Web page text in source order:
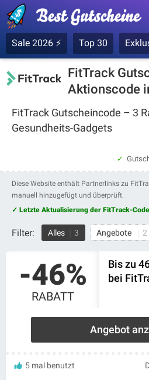
Sale 2026 ⚡ Top 30
FitTrack
Aktionscode
FitTrack Gutscheincode – 3
Gesundheits-Gadgets
Diese Website enthält Partnerlinks zu
manuell hinzugefügt und überprüft.
✓ Letzte Aktualisierung der FitTrack-
Filter: Alles 3 Angebote 2
-46%
RABATT
Bis zu
bei
Angebot
5 mal benutzt